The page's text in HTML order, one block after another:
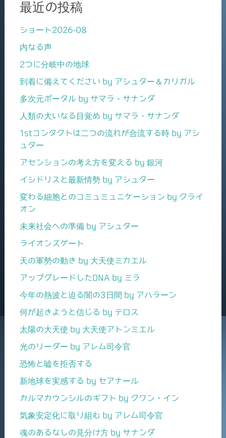
最近の投稿
ショート2026-08
内なる声
2つに分岐中の地球
到着に備えてください by アシュター＆カリガル
多次元ポータル by サマラ・サナンダ
人類の大いなる目覚め by サマラ・サナンダ
1stコンタクトは二つの流れが合流する時 by アシ
ュター
アセンションの考え方を変える by 銀河
イシドリスと最新情勢 by アシュター
変わる細胞とのコミュミュニケーション by クライ
オン
未来社会への準備 by アシュター
ライオンズゲート
天の軍勢の動き by 大天使ミカエル
アップグレードしたDNA by ミラ
今年の熱波と迫る闇の3日間 by アハラーン
何が起きようと信じる by テロス
太陽の大天使 by 大天使アトンミエル
光のリーダー by アレム司令官
恐怖と嘘を拒否する
新地球を実感する by セアナール
カルマカウンシルのギフト by クワン・イン
気象安定化に取り組む by アレム司令官
魂のあるなしの見分け方 by サナンダ